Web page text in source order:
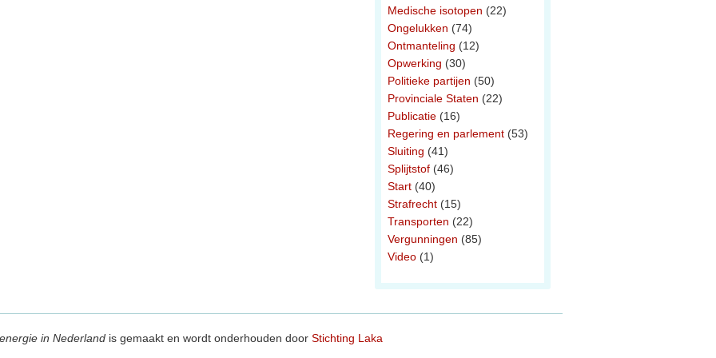
Medische isotopen (22)
Ongelukken (74)
Ontmanteling (12)
Opwerking (30)
Politieke partijen (50)
Provinciale Staten (22)
Publicatie (16)
Regering en parlement (53)
Sluiting (41)
Splijtstof (46)
Start (40)
Strafrecht (15)
Transporten (22)
Vergunningen (85)
Video (1)
in Nederland is gemaakt en wordt onderhouden door Stichting Laka